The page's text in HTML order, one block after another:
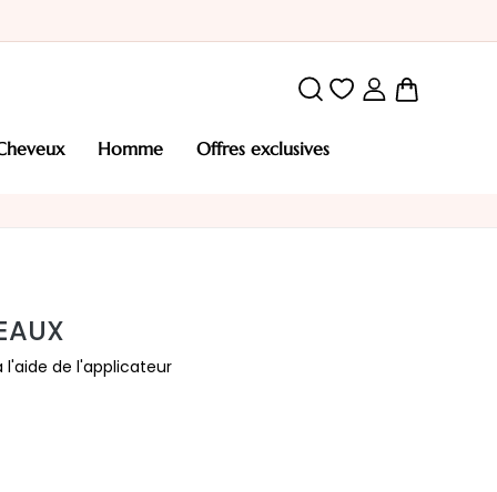
Mon
cheveux homme offres exclusives
l'aide de l'applicateur